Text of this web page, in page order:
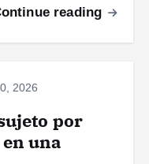
reading
2026
por
una